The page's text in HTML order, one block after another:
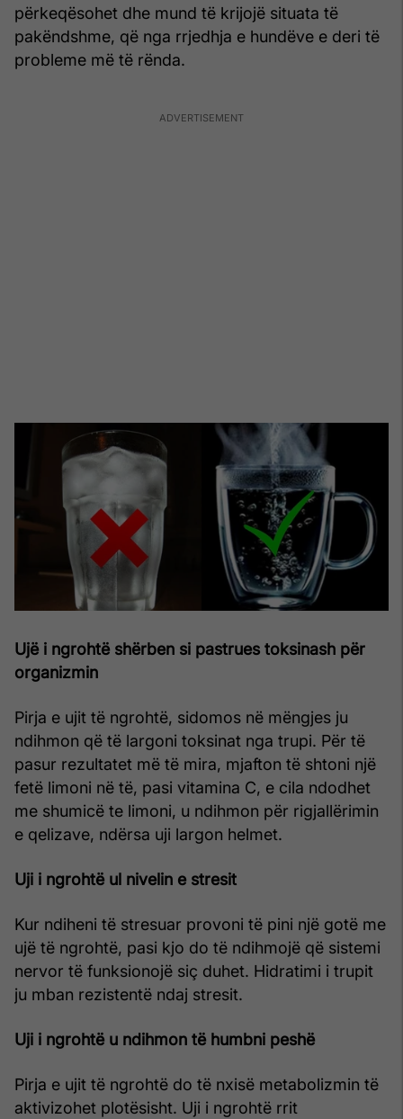
përkeqësohet dhe mund të krijojë situata të
pakëndshme, që nga rrjedhja e hundëve e deri të
probleme më të rënda.
Ujë i ngrohtë shërben si pastrues toksinash për
organizmin
Pirja e ujit të ngrohtë, sidomos në mëngjes ju
ndihmon që të largoni toksinat nga trupi. Për të
pasur rezultatet më të mira, mjafton të shtoni një
fetë limoni në të, pasi vitamina C, e cila ndodhet
me shumicë te limoni, u ndihmon për rigjallërimin
e qelizave, ndërsa uji largon helmet.
Uji i ngrohtë ul nivelin e stresit
Kur ndiheni të stresuar provoni të pini një gotë me
ujë të ngrohtë, pasi kjo do të ndihmojë që sistemi
nervor të funksionojë siç duhet. Hidratimi i trupit
ju mban rezistentë ndaj stresit.
Uji i ngrohtë u ndihmon të humbni peshë
Pirja e ujit të ngrohtë do të nxisë metabolizmin të
aktivizohet plotësisht. Uji i ngrohtë rrit